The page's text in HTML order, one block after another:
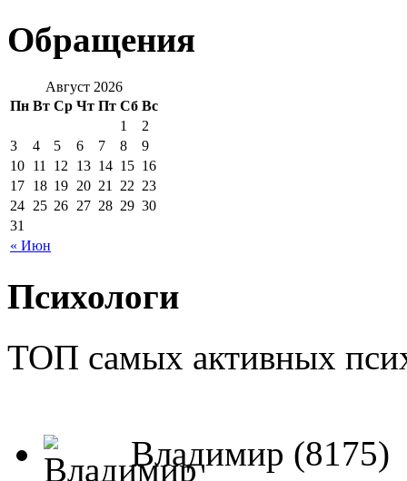
Обращения
Август 2026
Пн Вт Ср Чт Пт Сб Вс
« Июн
1
2
3
4 5 6 7 8
9
10 11 12 13 14 15 16
17 18 19 20 21 22 23
24 25 26 27 28 29 30
31
Психологи
ТОП самых активных
Владимир (8175)